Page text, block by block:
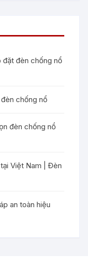
đặt đèn chống nổ
chống nổ
đèn chống nổ
Việt Nam | Đèn
an toàn hiệu